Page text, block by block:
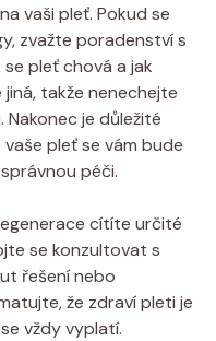
vaši pleť. Pokud se
zvažte poradenství s
pleť chová a jak
takže nenechejte
je důležité
pleť se vám bude
péči.
cítíte určité
se konzultovat s
řešení nebo
že zdraví pleti je
vždy vyplatí.